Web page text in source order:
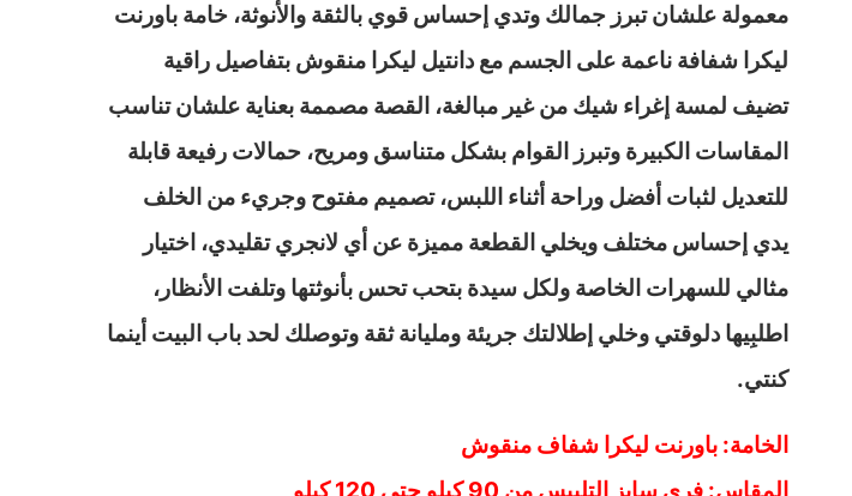
معمولة علشان تبرز جمالك وتدي إحساس قوي بالثقة والأنوثة، خامة باورنت
ليكرا شفافة ناعمة على الجسم مع دانتيل ليكرا منقوش بتفاصيل راقية
تضيف لمسة إغراء شيك من غير مبالغة، القصة مصممة بعناية علشان تناسب
المقاسات الكبيرة وتبرز القوام بشكل متناسق ومريح، حمالات رفيعة قابلة
للتعديل لثبات أفضل وراحة أثناء اللبس، تصميم مفتوح وجريء من الخلف
يدي إحساس مختلف ويخلي القطعة مميزة عن أي لانجري تقليدي، اختيار
مثالي للسهرات الخاصة ولكل سيدة بتحب تحس بأنوثتها وتلفت الأنظار،
اطلبِيها دلوقتي وخلي إطلالتك جريئة ومليانة ثقة وتوصلك لحد باب البيت أينما
كنتي.
الخامة: باورنت ليكرا شفاف منقوش